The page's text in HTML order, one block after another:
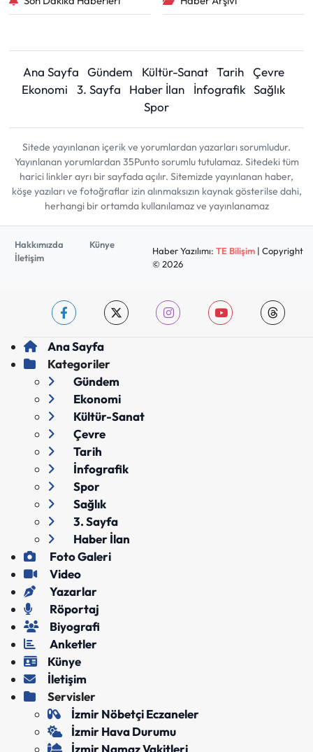
Ana Sayfa Gündem Kültür-Sanat Tarih
Çevre
Ekonomi
3. Sayfa Haber İlan İnfografik Sağlık
Spor
Sitede yayınlanan içerik ve yorumlardan yazarları sorumludur.
Yayınlanan yorumlardan 35Punto sorumlu tutulamaz. Sitedeki tüm
harici linkler ayrı bir sayfada açılır. Sitemizde yayınlanan haber,
köşe yazıları ve fotoğraflar izin alınmaksızın kaynak gösterilse dahi,
herhangi bir ortamda kullanılamaz ve yayınlanamaz
Hakkımızda
Künye
İletişim
Haber Yazılımı: TE Bilişim| Copyright
© 2026
Ana Sayfa
Kategoriler
Gündem
Ekonomi
Kültür-Sanat
Çevre
Tarih
İnfografik
Spor
Sağlık
3. Sayfa
Haber İlan
Foto Galeri
Video
Yazarlar
Röportaj
Biyografi
Anketler
Künye
İletişim
Servisler
İzmir Nöbetçi Eczaneler
İzmir Hava Durumu
İzmir Namaz Vakitleri